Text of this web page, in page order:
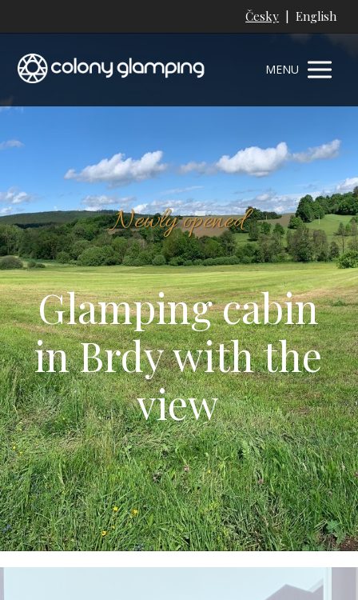
Česky | English
MENU
Newly opened
Glamping cabin
in Brdy with the
view